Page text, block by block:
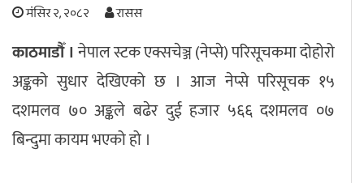
थप विभाग
छापा संस्करण अर्थ बिचार सम्पादकीय
विशेष
अन्तर्राष्ट्रिय / प्रवास
अन्तरवार्ता संस्कृति साहित्य
ब्लग/रिभ्यु
राशिफल
मंसिर २, २०८२ रासस
काठमाडौँ ।नेपाल स्टक एक्सचेञ्ज (नेप्से) परिसूचकमा दोहोरो
अङ्कको सुधार देखिएको छ । आज नेप्से परिसूचक १५
दशमलव ७० अङ्कले बढेर दुई हजार ५६६ दशमलव ०७
बिन्दुमा कायम भएको हो ।